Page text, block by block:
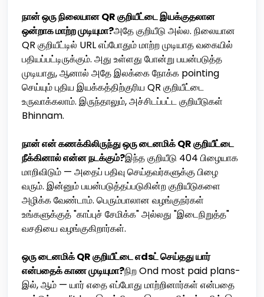
நான் ஒரு நிலையான QR குறியீட்டை இயக்குதலான
ஒன்றாக மாற்ற முடியுமா?அதே குறியீடு அல்ல. நிலையான
QR குறியீட்டில் URL எப்போதும் மாற்ற முடியாத வகையில்
பதியப்பட்டிருக்கும். அது உள்ளது போன்று பயன்படுத்த
முடியாது, ஆனால் அதே இலக்கை நோக்க pointing
செய்யும் புதிய இயக்கத்திற்குரிய QR குறியீட்டை
உருவாக்கலாம். இருந்தாலும், அச்சிடப்பட்ட குறியீடுகள்
Bhinnam.
நான் என் கணக்கிலிருந்து ஒரு டைனமிக் QR குறியீட்டை
நீக்கினால் என்ன நடக்கும்?இந்த குறியீடு 404 பிழையாக
மாறிவிடும் — அதைப் பதிவு செய்தவர்களுக்கு பிழை
வரும். இன்னும் பயன்படுத்தப்படுகின்ற குறியீடுகளை
அழிக்க வேண்டாம். பெரும்பாலான வழங்குநர்கள்
உங்களுக்குத் "காப்புச் சேமிக்க" அல்லது "இடைநிறுத்த"
வசதியை வழங்குகிறார்கள்.
ஒரு டைனமிக் QR குறியீட்டை எdsட் செய்தது யார்
என்பதைக் காண முடியுமா?நிற Ond most paid plans-
இல், ஆம் — யார் எதை எப்போது மாற்றினார்கள் என்பதை